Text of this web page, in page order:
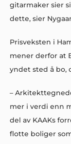
gitarmaker sier
dette, sier
Prisveksten i
mener derfor at
yndet sted å bo,
–
mer i verdi enn
del av KAAKs
flotte boliger